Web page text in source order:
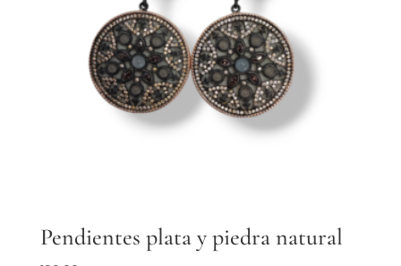
Pendientes plata y piedra natural